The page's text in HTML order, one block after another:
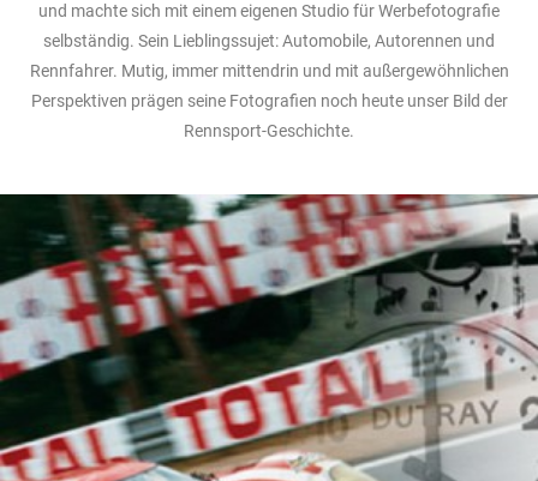
und machte sich mit einem eigenen Studio für Werbefotografie
selbständig. Sein Lieblingssujet: Automobile, Autorennen und
Rennfahrer. Mutig, immer mittendrin und mit außergewöhnlichen
Perspektiven prägen seine Fotografien noch heute unser Bild der
Rennsport-Geschichte.